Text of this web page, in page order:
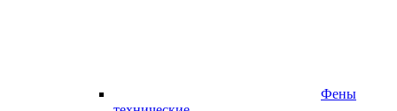
Фены